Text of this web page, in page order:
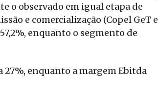
o observado em igual etapa de
e comercialização (Copel GeT e
enquanto o segmento de
27%, enquanto a margem Ebitda